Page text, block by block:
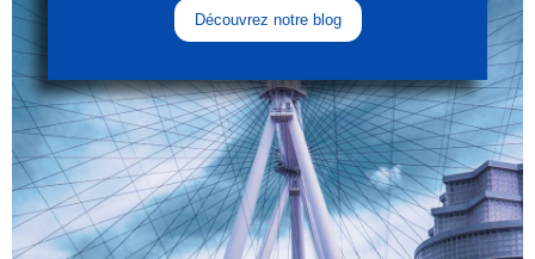
Découvrez notre blog